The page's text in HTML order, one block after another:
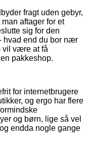
fragt uden gebyr,
aftager for et
sig for den
hvad end du bor nær
vil være at få
pakkeshop.
for internetbrugere
og ergo har flere
og børn, lige så vel
endda nogle gange